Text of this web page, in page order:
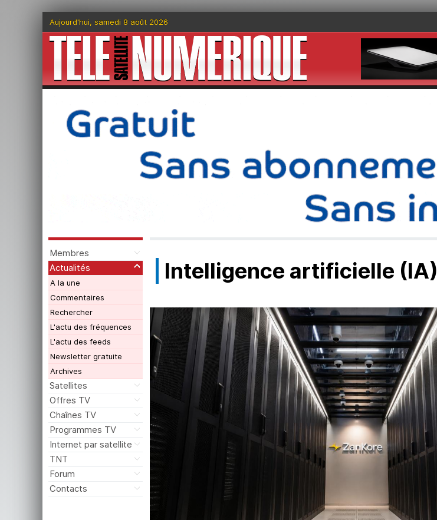
Aujourd'hui, samedi 8 août 2026
Membres
Actualités
A la une
Commentaires
Rechercher
L'actu des fréquences
L'actu des feeds
Newsletter gratuite
Archives
Satellites
Offres TV
Chaînes TV
Programmes TV
Internet par satellite
TNT
Forum
Contacts
Intelligence artificielle (IA)